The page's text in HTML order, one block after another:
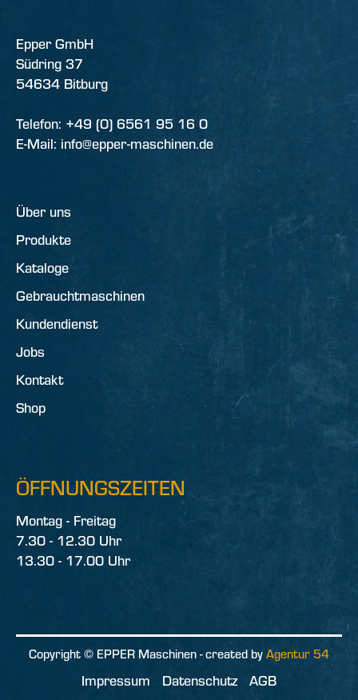
Epper GmbH
Südring 37
54634 Bitburg
Telefon: +49 (0) 6561 95 16 0
E-Mail: info@epper-maschinen.de
Über uns
Produkte
Kataloge
Gebrauchtmaschinen
Kundendienst
Jobs
Kontakt
Shop
ÖFFNUNGSZEITEN
Montag - Freitag
7.30 - 12.30 Uhr
13.30 - 17.00 Uhr
Copyright © EPPER Maschinen - created by Agentur 54
Impressum Datenschutz AGB